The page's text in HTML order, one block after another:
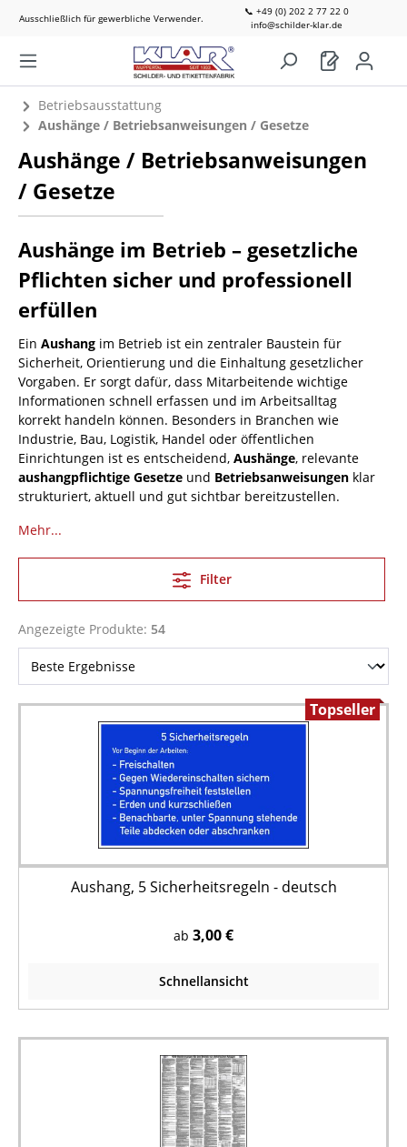
Ausschließlich für gewerbliche Verwender.
📞 +49 (0) 202 2 77 22 0
info@schilder-klar.de
Betriebsausstattung
Aushänge / Betriebsanweisungen / Gesetze
Aushänge / Betriebsanweisungen
/ Gesetze
Aushänge im Betrieb – gesetzliche
Pflichten sicher und professionell
erfüllen
Ein Aushang im Betrieb ist ein zentraler Baustein für
Sicherheit, Orientierung und die Einhaltung gesetzlicher
Vorgaben. Er sorgt dafür, dass Mitarbeitende wichtige
Informationen schnell erfassen und im Arbeitsalltag
korrekt handeln können. Besonders in Branchen wie
Industrie, Bau, Logistik, Handel oder öffentlichen
Einrichtungen ist es entscheidend, Aushänge, relevante
aushangpflichtige Gesetze und Betriebsanweisungen klar
strukturiert, aktuell und gut sichtbar bereitzustellen.
Mehr...
Filter
Angezeigte Produkte: 54
Topseller
Aushang, 5 Sicherheitsregeln - deutsch
ab 3,00 €
Schnellansicht